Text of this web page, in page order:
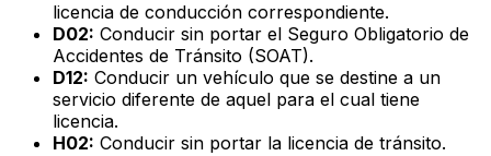
licencia de conducción correspondiente.
D02: Conducir sin portar el Seguro Obligatorio de
Accidentes de Tránsito (SOAT).
D12: Conducir un vehículo que se destine a un
servicio diferente de aquel para el cual tiene
licencia.
H02: Conducir sin portar la licencia de tránsito.